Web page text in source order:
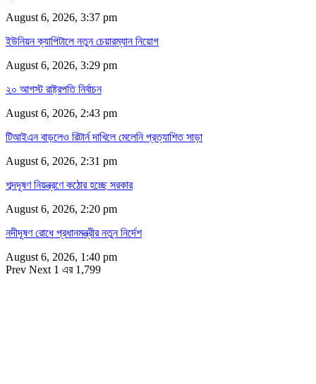
August 6, 2026, 3:37 pm
ইউনিয়ন ক্যাপিটালে নতুন চেয়ারম্যান নিয়োগ
August 6, 2026, 3:29 pm
২০ আগস্ট রাষ্ট্রপতি নির্বাচন
August 6, 2026, 2:43 pm
টিআইএন বাড়লেও রিটার্ন দাখিলে মেলেনি প্রত্যাশিত সাড়া
August 6, 2026, 2:31 pm
শব্দদূষণ নিয়ন্ত্রণে কঠোর হচ্ছে সরকার
August 6, 2026, 2:20 pm
নদীদূষণ রোধে প্রধানমন্ত্রীর নতুন নির্দেশ
August 6, 2026, 1:40 pm
Prev Next 1 এর 1,799